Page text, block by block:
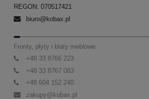
REGON: 070517421
biuro@kobax.pl
Fronty, płyty i blaty meblowe
+48 33 8766 223
+48 33 8767 083
+48 604 152 240
zakupy@kobax.pl